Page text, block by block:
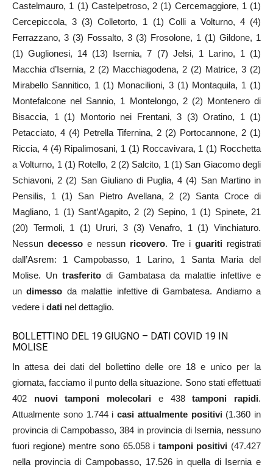
Castelmauro, 1 (1) Castelpetroso, 2 (1) Cercemaggiore, 1 (1)
Cercepiccola, 3 (3) Colletorto, 1 (1) Colli a Volturno, 4 (4)
Ferrazzano, 3 (3) Fossalto, 3 (3) Frosolone, 1 (1) Gildone, 1
(1) Guglionesi, 14 (13) Isernia, 7 (7) Jelsi, 1 Larino, 1 (1)
Macchia d’Isernia, 2 (2) Macchiagodena, 2 (2) Matrice, 3 (2)
Mirabello Sannitico, 1 (1) Monacilioni, 3 (1) Montaquila, 1 (1)
Montefalcone nel Sannio, 1 Montelongo, 2 (2) Montenero di
Bisaccia, 1 (1) Montorio nei Frentani, 3 (3) Oratino, 1 (1)
Petacciato, 4 (4) Petrella Tifernina, 2 (2) Portocannone, 2 (1)
Riccia, 4 (4) Ripalimosani, 1 (1) Roccavivara, 1 (1) Rocchetta
a Volturno, 1 (1) Rotello, 2 (2) Salcito, 1 (1) San Giacomo degli
Schiavoni, 2 (2) San Giuliano di Puglia, 4 (4) San Martino in
Pensilis, 1 (1) San Pietro Avellana, 2 (2) Santa Croce di
Magliano, 1 (1) Sant’Agapito, 2 (2) Sepino, 1 (1) Spinete, 21
(20) Termoli, 1 (1) Ururi, 3 (3) Venafro, 1 (1) Vinchiaturo.
Nessun decesso e nessun ricovero. Tre i guariti registrati
dall’Asrem: 1 Campobasso, 1 Larino, 1 Santa Maria del
Molise. Untrasferito di Gambatasa da malattie infettive e
undimesso da malattie infettive di Gambatesa. Andiamo a
vedere i dati nel dettaglio.
BOLLETTINO DEL 19 GIUGNO – DATI COVID 19 IN
MOLISE
In attesa dei dati del bollettino delle ore 18 e unico per la
giornata, facciamo il punto della situazione. Sono stati effettuati
402 nuovi tamponi molecolari e 438tamponi rapidi.
Attualmente sono 1.744 i casi attualmente positivi (1.360 in
provincia di Campobasso, 384 in provincia di Isernia, nessuno
fuori regione) mentre sono 65.058 i tamponi positivi (47.427
nella provincia di Campobasso, 17.526 in quella di Isernia e